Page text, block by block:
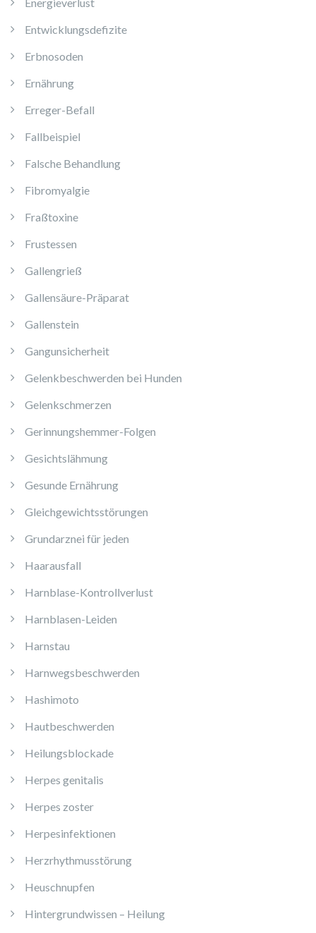
Entwicklungsdefizite
Erbnosoden
Ernährung
Erreger-Befall
Fallbeispiel
Falsche Behandlung
Fibromyalgie
Fraßtoxine
Frustessen
Gallengrieß
Gallensäure-Präparat
Gallenstein
Gangunsicherheit
Gelenkbeschwerden bei Hunden
Gelenkschmerzen
Gerinnungshemmer-Folgen
Gesichtslähmung
Gesunde Ernährung
Gleichgewichtsstörungen
Grundarznei für jeden
Haarausfall
Harnblase-Kontrollverlust
Harnblasen-Leiden
Harnstau
Harnwegsbeschwerden
Hashimoto
Hautbeschwerden
Heilungsblockade
Herpes genitalis
Herpes zoster
Herpesinfektionen
Herzrhythmusstörung
Heuschnupfen
Hintergrundwissen – Heilung